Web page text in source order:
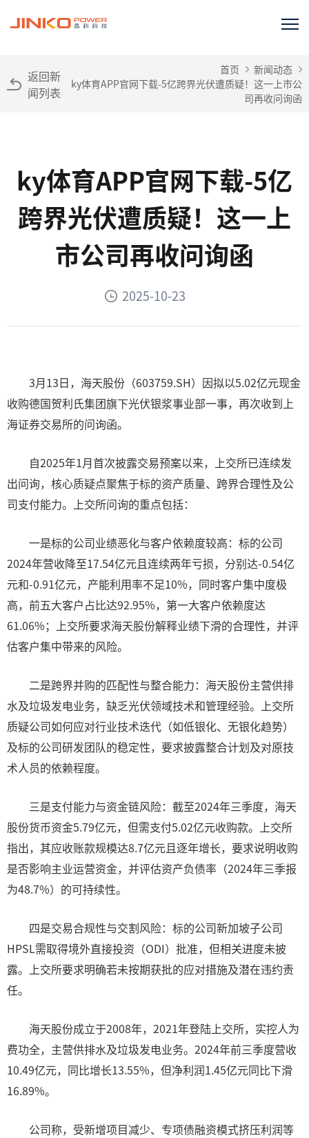
返回新
闻列表
首页
新闻动态
ky体育APP官网下载-5亿跨界光伏遭质疑！这一上市公
司再收问询函
ky体育APP官网下载-5亿
跨界光伏遭质疑！这一上
市公司再收问询函
2025-10-23
3月13日，海天股份（603759.SH）因拟以5.02亿元现金
收购德国贺利氏集团旗下光伏银浆事业部一事，再次收到上
海证券交易所的问询函。
自2025年1月首次披露交易预案以来，上交所已连续发
出问询，核心质疑点聚焦于标的资产质量、跨界合理性及公
司支付能力。上交所问询的重点包括：
一是标的公司业绩恶化与客户依赖度较高：标的公司
2024年营收降至17.54亿元且连续两年亏损，分别达-0.54亿
元和-0.91亿元，产能利用率不足10%，同时客户集中度极
高，前五大客户占比达92.95%，第一大客户依赖度达
61.06%；上交所要求海天股份解释业绩下滑的合理性，并评
估客户集中带来的风险。
二是跨界并购的匹配性与整合能力：海天股份主营供排
水及垃圾发电业务，缺乏光伏领域技术和管理经验。上交所
质疑公司如何应对行业技术迭代（如低银化、无银化趋势）
及标的公司研发团队的稳定性，要求披露整合计划及对原技
术人员的依赖程度。
三是支付能力与资金链风险：截至2024年三季度，海天
股份货币资金5.79亿元，但需支付5.02亿元收购款。上交所
指出，其应收账款规模达8.7亿元且逐年增长，要求说明收购
是否影响主业运营资金，并评估资产负债率（2024年三季报
为48.7%）的可持续性。
四是交易合规性与交割风险：标的公司新加坡子公司
HPSL需取得境外直接投资（ODI）批准，但相关进度未披
露。上交所要求明确若未按期获批的应对措施及潜在违约责
任。
海天股份成立于2008年，2021年登陆上交所，实控人为
费功全，主营供排水及垃圾发电业务。2024年前三季度营收
10.49亿元，同比增长13.55%，但净利润1.45亿元同比下滑
16.89%。
公司称，受新增项目减少、专项债融资模式挤压利润等